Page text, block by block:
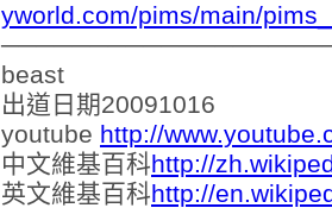
yworld.com/pims/main/
beast
出道日期20091016
youtube http://
中文維基百科http://
英文維基百科http://